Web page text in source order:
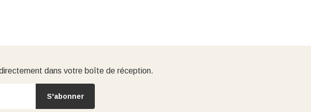
dans votre boîte de réception.
S'abonner